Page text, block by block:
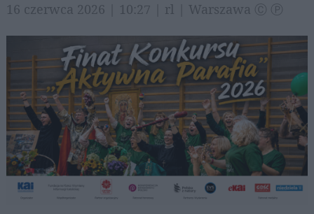
16 czerwca 2026 | 10:27 | rl | Warszawa Ⓒ Ⓟ